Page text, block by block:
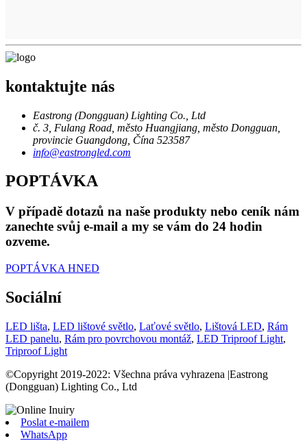
kontaktujte nás
Eastrong (Dongguan) Lighting Co., Ltd
č. 3, Fulang Road, město Huangjiang, město Dongguan,
provincie Guangdong, Čína 523587
info@eastrongled.com
POPTÁVKA
V případě dotazů na naše produkty nebo ceník nám
zanechte svůj e-mail a my se vám do 24 hodin
ozveme.
POPTÁVKA HNED
Sociální
LED lišta, LED lištové světlo, Laťové světlo, Lištová LED, Rám
LED panelu, Rám pro povrchovou montáž, LED Triproof Light,
Triproof Light
©Copyright 2019-2022: Všechna práva vyhrazena |Eastrong
(Dongguan) Lighting Co., Ltd
Poslat e-mailem
WhatsApp